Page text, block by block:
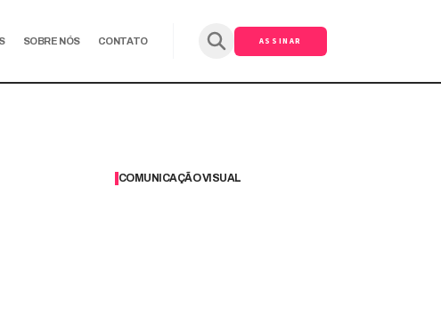
SOBRE NÓS CONTATO ASSINAR
COMUNICAÇÃO VISUAL